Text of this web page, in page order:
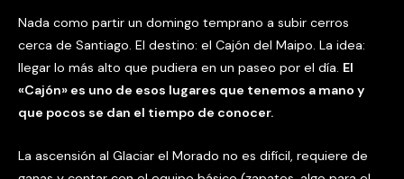
Nada como partir un domingo temprano a subir cerros
cerca de Santiago. El destino: el Cajón del Maipo. La idea:
llegar lo más alto que pudiera en un paseo por el día. El
«Cajón» es uno de esos lugares que tenemos a mano y
que pocos se dan el tiempo de conocer.
La ascensión al Glaciar el Morado no es difícil, requiere de